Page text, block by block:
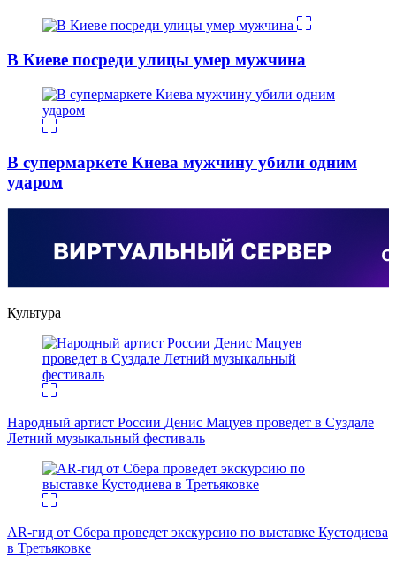
В Киеве посреди улицы умер мужчина
В супермаркете Киева мужчину убили одним
ударом
Культура
Народный артист России Денис Мацуев проведет в Суздале
Летний музыкальный фестиваль
AR-гид от Сбера проведет экскурсию по выставке Кустодиева
в Третьяковке